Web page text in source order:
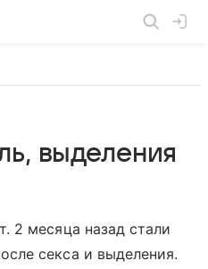
выделения
2 месяца назад стали
секса и выделения.